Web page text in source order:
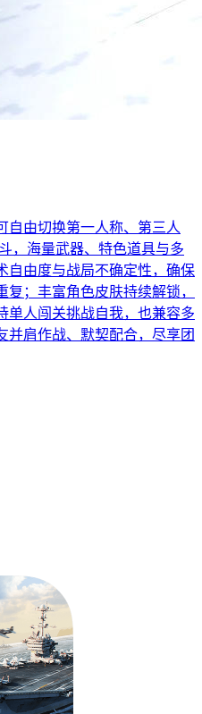
自由切换第一人称、第三人
，海量武器、特色道具与多
自由度与战局不确定性，确保
；丰富角色皮肤持续解锁，
单人闯关挑战自我，也兼容多
并肩作战、默契配合，尽享团